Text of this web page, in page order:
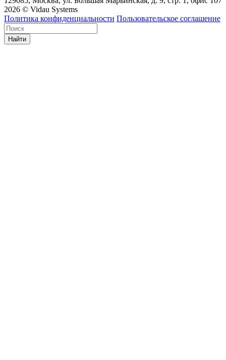
2026 © Vidau Systems
Политика конфиденциальности Пользовательское соглашение
Найти